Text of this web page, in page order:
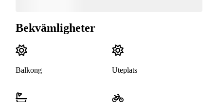
Bekvämligheter
Balkong Uteplats